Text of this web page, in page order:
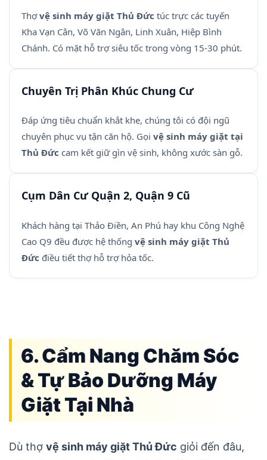
Thợvệ sinh máy giặt Thủ Đức túc trực các tuyến
Kha Vạn Cân, Võ Văn Ngân, Linh Xuân, Hiệp Bình
Chánh. Có mặt hỗ trợ siêu tốc trong vòng 15-30 phút.
Chuyên Trị Phân Khúc Chung Cư
Đáp ứng tiêu chuẩn khắt khe, chúng tôi có đội ngũ
chuyên phục vụ tận căn hộ. Gọi vệ sinh máy giặt tại
Thủ Đức cam kết giữ gìn vệ sinh, không xước sàn gỗ.
Cụm Dân Cư Quận 2, Quận 9 Cũ
Khách hàng tại Thảo Điền, An Phú hay khu Công Nghệ
Cao Q9 đều được hệ thống vệ sinh máy giặt Thủ
Đức điều tiết thợ hỗ trợ hỏa tốc.
6. Cẩm Nang Chăm Sóc
& Tự Bảo Dưỡng Máy
Giặt Tại Nhà
Dù thợ vệ sinh máy giặt Thủ Đức giỏi đến đâu,